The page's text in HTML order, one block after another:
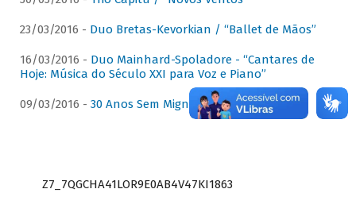
23/03/2016 - Duo Bretas-Kevorkian / “Ballet de Mãos”
16/03/2016 - Duo Mainhard-Spoladore - “Cantares de
Hoje: Música do Século XXI para Voz e Piano”
09/03/2016 - 30 Anos Sem Mignone
Z7_7QGCHA41LOR9E0AB4V47KI1863